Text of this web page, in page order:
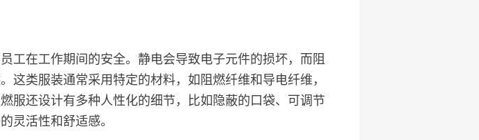
工在工作期间的安全。静电会导致电子元件的损坏，而阻
类服装通常采用特定的材料，如阻燃纤维和导电纤维，
服还设计有多种人性化的细节，比如隐蔽的口袋、可调节
灵活性和舒适感。